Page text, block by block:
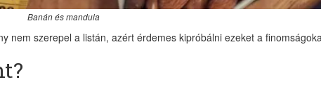
Banán és mandula
nem szerepel a listán, azért érdemes kipróbálni ezeket a